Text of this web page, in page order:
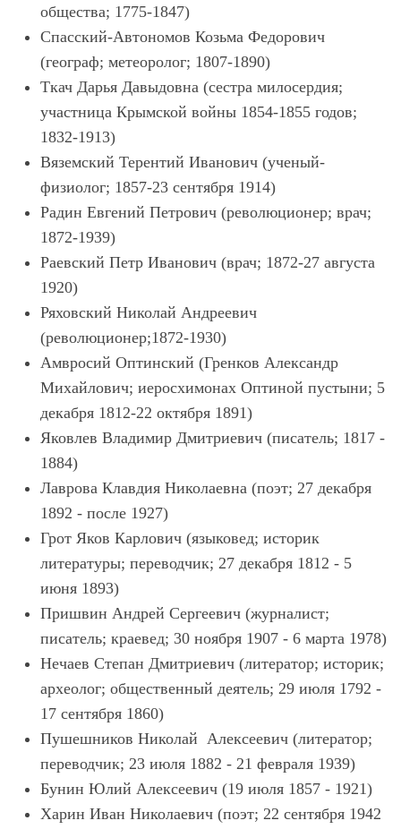
общества; 1775-1847)
Спасский-Автономов Козьма Федорович
(географ; метеоролог; 1807-1890)
Ткач Дарья Давыдовна (сестра милосердия;
участница Крымской войны 1854-1855 годов;
1832-1913)
Вяземский Терентий Иванович (ученый-
физиолог; 1857-23 сентября 1914)
Радин Евгений Петрович (революционер; врач;
1872-1939)
Раевский Петр Иванович (врач; 1872-27 августа
1920)
Ряховский Николай Андреевич
(революционер;1872-1930)
Амвросий Оптинский (Гренков Александр
Михайлович; иеросхимонах Оптиной пустыни; 5
декабря 1812-22 октября 1891)
Яковлев Владимир Дмитриевич (писатель; 1817 -
1884)
Лаврова Клавдия Николаевна (поэт; 27 декабря
1892 - после 1927)
Грот Яков Карлович (языковед; историк
литературы; переводчик; 27 декабря 1812 - 5
июня 1893)
Пришвин Андрей Сергеевич (журналист;
писатель; краевед; 30 ноября 1907 - 6 марта 1978)
Нечаев Степан Дмитриевич (литератор; историк;
археолог; общественный деятель; 29 июля 1792 -
17 сентября 1860)
Пушешников Николай Алексеевич (литератор;
переводчик; 23 июля 1882 - 21 февраля 1939)
Бунин Юлий Алексеевич (19 июля 1857 - 1921)
Харин Иван Николаевич (поэт; 22 сентября 1942